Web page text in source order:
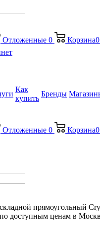
Отложенные 0 Корзина0
Как
купить
Бренды
Отложенные 0 Корзина0
прямоугольный
доступным ценам в